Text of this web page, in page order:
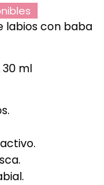
labios con baba
30 ml